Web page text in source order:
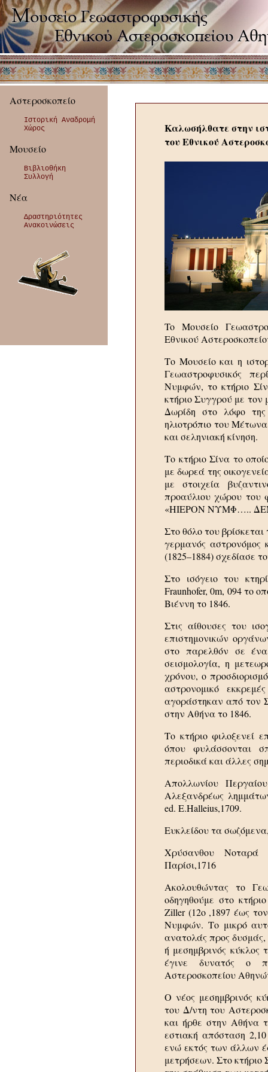
Αστεροσκοπείο
Ιστορική Αναδρομή
Χώρος
Μουσείο
Βιβλιοθήκη
Συλλογή
Νέα
Δραστηριότητες
Ανακοινώσεις
Καλωσήλθατε στην
του Εθνικού
To Μουσείο
Εθνικού
Το Μουσείο και η
Γεωαστροφυσικός
Νυμφών, το κτήριο
κτήριο Συγγρού με τον
Δωρίδη στο λόφο
ηλιοτρόπιο του
και σεληνιακή κίνηση.
Το κτήριο Σίνα το
με δωρεά της
με στοιχεία
προαύλιου χώρου του
«ΗΙΕΡΟΝ ΝΥΜΦ…..
Στο θόλο του βρίσκεται
γερμανός αστρονόμος
(1825–1884) σχεδίασε
Στο ισόγειο του
Fraunhofer, 0m, 094 το
Βιέννη το 1846.
Στις αίθουσες του
επιστημονικών
στο παρελθόν σε
σεισμολογία, η
χρόνου, ο
αστρονομικό
αγοράστηκαν από τον
στην Αθήνα το 1846.
Το κτήριο φιλοξενεί
όπου φυλάσσονται
περιοδικά και άλλες
Απολλωνίου
Αλεξανδρέως
ed. E.Halleius,1709.
Ευκλείδου τα
Χρύσανθου Νοταρά
Παρίσι,1716
Ακολουθώντας το
οδηγηθούμε στο
Ziller (12ο ,1897 έως
Νυμφών. Το μικρό
ανατολάς προς δυσμάς,
ή μεσημβρινός κύκλος
έγινε δυνατός ο
Αστεροσκοπείου
Ο νέος μεσημβρινός
του Δ/ντη του
και ήρθε στην Αθήνα
εστιακή απόσταση
ενώ εκτός των άλλων
μετρήσεων. Στο κτήριο